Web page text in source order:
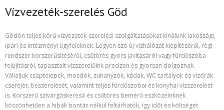
Vízvezeték-szerelés Göd
Gödön teljes körű vízvezeték-szerelési szolgáltatásokat kínálunk lakossági,
ipari és intézményi ügyfeleknek. Legyen szó új vízhálózat kiépítéséről, régi
rendszer korszerűsítéséről, csőtörés gyors javításáról vagy fürdőszoba
felújításról, tapasztalt vízszerelőink precízen és gyorsan dolgoznak.
Vállaljuk csaptelepek, mosdók, zuhanyzók, kádak, WC-tartályok és vízórák
cseréjét, beszerelését, valamint teljes fürdőszobai és konyhai vízszerelést
is. Korszerű szivárgáskereső és csőtörés bemérő eszközeinknek
köszönhetően a hibák bontás nélkül feltárhatók, így időt és költséget